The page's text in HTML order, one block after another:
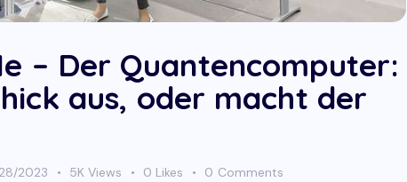
– Der Quantencomputer:
aus, oder macht der
2023 5K Views 0 Likes 0 Comments